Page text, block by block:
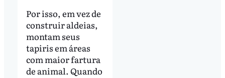
Por isso, em vez de
construir aldeias,
montam seus
tapiris em áreas
com maior fartura
de animal. Quando